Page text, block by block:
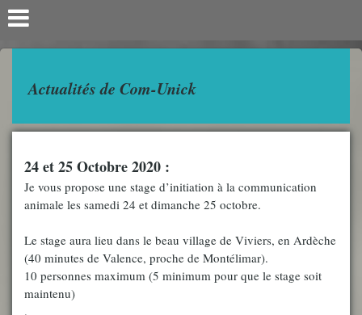
Actualités de Com-Unick
24 et 25 Octobre 2020 :
Je vous propose une stage d’initiation à la communication
animale les samedi 24 et dimanche 25 octobre.
Le stage aura lieu dans le beau village de Viviers, en Ardèche
(40 minutes de Valence, proche de Montélimar).
10 personnes maximum (5 minimum pour que le stage soit
maintenu)
.